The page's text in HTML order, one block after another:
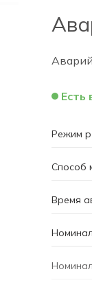
Есть
Режим
Способ
Время